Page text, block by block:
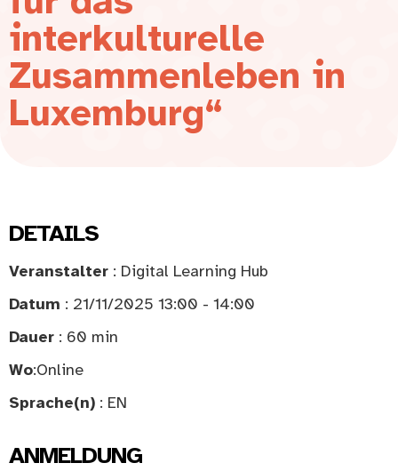
interkulturelle
Zusammenleben in
Luxemburg“
DETAILS
Veranstalter : Digital Learning Hub
Datum : 21/11/2025 13:00 - 14:00
Dauer : 60 min
Wo:Online
Sprache(n) : EN
ANMELDUNG